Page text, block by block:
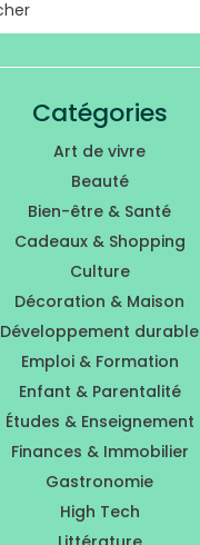
Catégories
Art de vivre
Beauté
Bien-être & Santé
Cadeaux & Shopping
Culture
Décoration & Maison
Développement durable
Emploi & Formation
Enfant & Parentalité
Études & Enseignement
Finances & Immobilier
Gastronomie
High Tech